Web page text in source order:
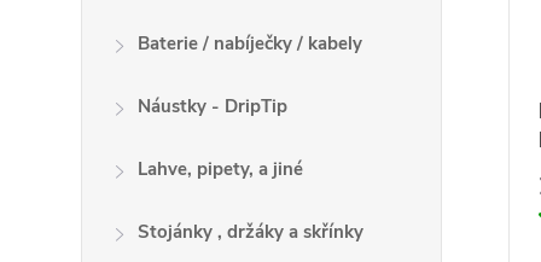
Baterie / nabíječky / kabely
Náustky - DripTip
Lahve, pipety, a jiné
Stojánky , držáky a skřínky